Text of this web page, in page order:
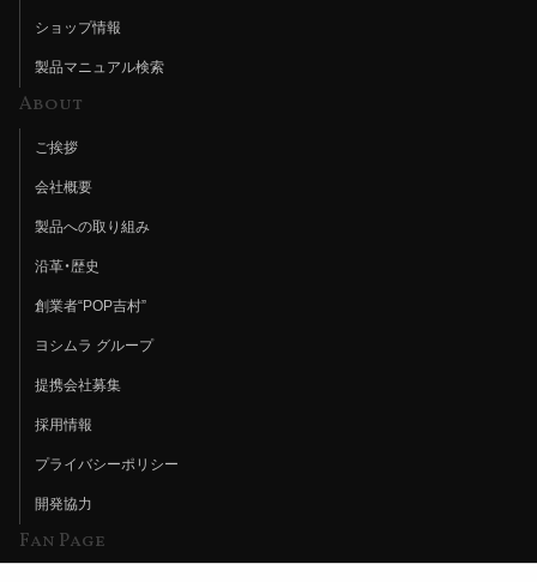
ショップ情報
製品マニュアル検索
About
ご挨拶
会社概要
製品への取り組み
沿革・歴史
創業者“POP吉村”
ヨシムラ グループ
提携会社募集
採用情報
プライバシーポリシー
開発協力
Fan Page